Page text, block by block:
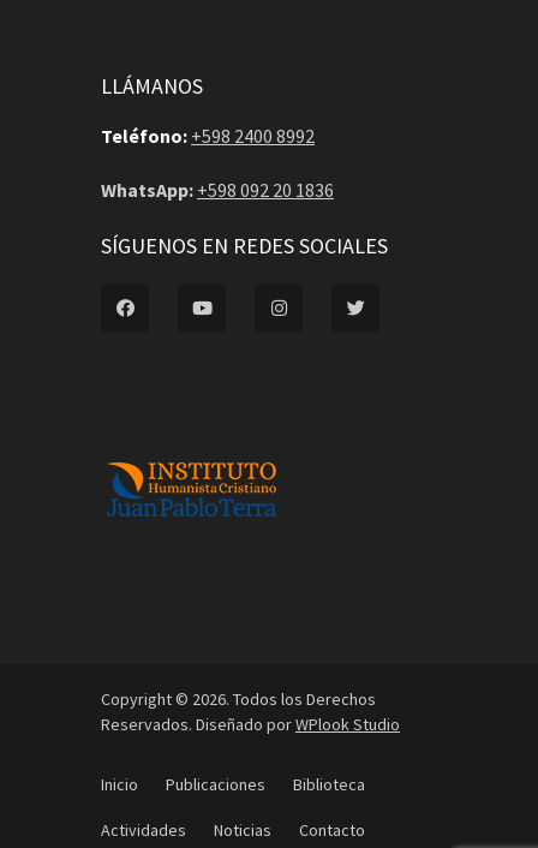
LLÁMANOS
Teléfono: +598 2400 8992
WhatsApp: +598 092 20 1836
SÍGUENOS EN REDES SOCIALES
Copyright © 2026. Todos los Derechos
Reservados. Diseñado porWPlook Studio
Inicio Publicaciones Biblioteca
Actividades Noticias Contacto